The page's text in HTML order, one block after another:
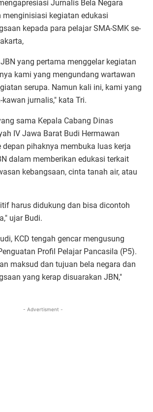
Jurnalis Bela Negara
menginisiasi kegiatan edukasi
kepada para pelajar SMA-SMK se-
yang pertama menggelar kegiatan
kami yang mengundang wartawan
serupa. Namun kali ini, kami yang
jurnalis," kata Tri.
sama Kepala Cabang Dinas
IV Jawa Barat Budi Hermawan
depan pihaknya membuka luas kerja
dalam memberikan edukasi terkait
kebangsaan, cinta tanah air, atau
harus didukung dan bisa dicontoh
ujar Budi.
KCD tengah gencar mengusung
Profil Pelajar Pancasila (P5).
maksud dan tujuan bela negara dan
yang kerap disuarakan JBN,"
- Advertisment -